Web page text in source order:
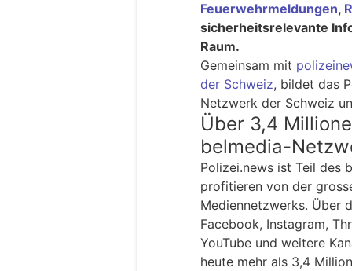
Feuerwehrmeldungen,
sicherheitsrelevante
Raum.
Gemeinsam mit
der Schweiz, bildet das
Netzwerk der Schweiz
Über 3,4
belmedia-
Polizei.news ist Teil des
profitieren von der
Mediennetzwerks. Über
Facebook, Instagram,
YouTube und weitere
heute mehr als 3,4